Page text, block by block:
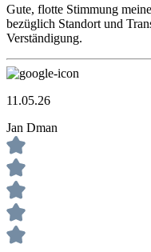
Gute, flotte Stimmung
bezüglich Standort und
Verständigung.
11.05.26
Jan Dman